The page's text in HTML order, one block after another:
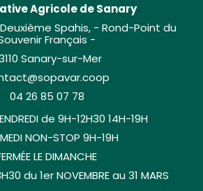
Agricole de Sanary
Spahis, - Rond-Point du
Français -
Sanary-sur-Mer
04 26 85 07 78
de 9H-12H30 14H-19H
NON-STOP 9H-19H
LE DIMANCHE
du 1er NOVEMBRE au 31 MARS